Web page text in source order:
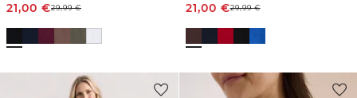
21,00 €29,99€
21,00 €29,99€